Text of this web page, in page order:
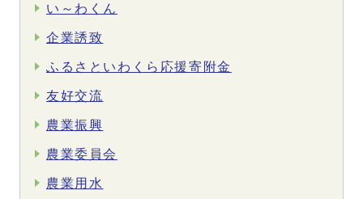
い～わくん
企業誘致
ふるさといわくら応援寄附金
友好交流
農業振興
農業委員会
農業用水